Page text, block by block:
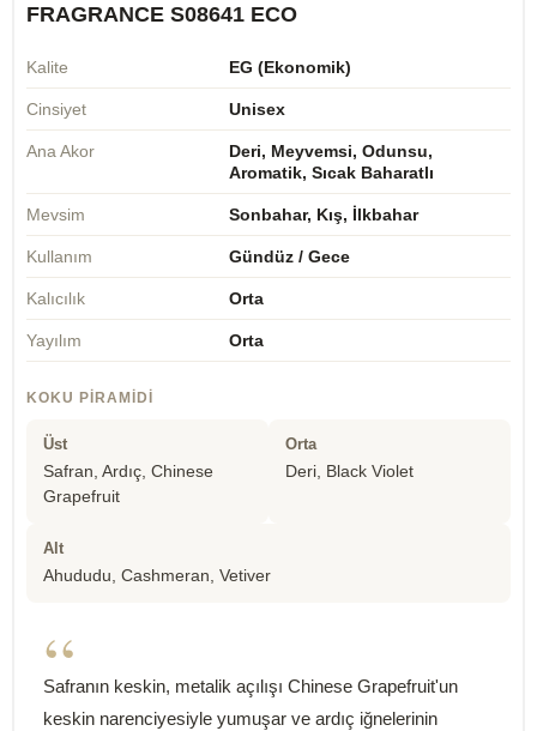
FRAGRANCE S08641 ECO
Kalite EG (Ekonomik)
Cinsiyet Unisex
Ana Akor
Deri, Meyvemsi, Odunsu,
Aromatik, Sıcak Baharatlı
Mevsim Sonbahar, Kış, İlkbahar
Kullanım Gündüz / Gece
Kalıcılık Orta
Yayılım Orta
KOKU PIRAMIDI
Üst
Safran, Ardıç, Chinese
Grapefruit
Orta
Deri, Black Violet
Alt
Ahududu, Cashmeran, Vetiver
“
Safranın keskin, metalik açılışı Chinese Grapefruit'un
keskin narenciyesiyle yumuşar ve ardıç iğnelerinin